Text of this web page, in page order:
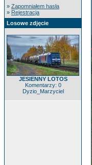
» Zapomniałem hasła
» Rejestracja
Losowe zdjęcie
JESIENNY LOTOS
Komentarzy: 0
Dyzio_Marzyciel